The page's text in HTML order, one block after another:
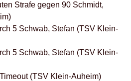
Strafe gegen 90 Schmidt,
5 Schwab, Stefan (TSV Klein-
5 Schwab, Stefan (TSV Klein-
(TSV Klein-Auheim)